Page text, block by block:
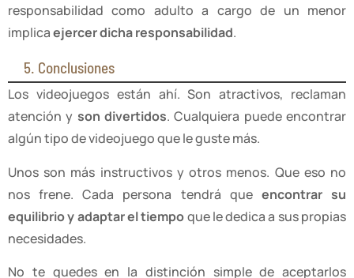
responsabilidad como adulto a cargo de un menor
implicaejercer dicha responsabilidad.
5. Conclusiones
Los videojuegos están ahí. Son atractivos, reclaman
atención y son divertidos. Cualquiera puede encontrar
algún tipo de videojuego que le guste más.
Unos son más instructivos y otros menos. Que eso no
nos frene. Cada persona tendrá que encontrar su
equilibrio y adaptar el tiempoque le dedica a sus propias
necesidades.
No te quedes en la distinción simple de aceptarlos